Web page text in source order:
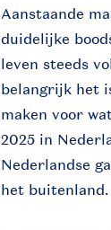
Aanstaande
duidelijke
leven steeds
belangrijk het
maken voor
2025 in
Nederlandse
het buitenland.